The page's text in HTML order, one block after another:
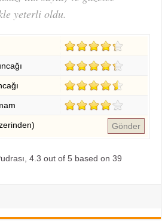
yeterli oldu.
Gönder
,4.3 out of5 based on39